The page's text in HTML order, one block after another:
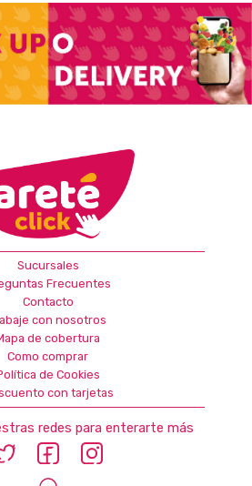
Sucursales
Frecuentes
Contacto
con nosotros
de cobertura
Como comprar
de Cookies
con tarjetas
redes para enterarte más